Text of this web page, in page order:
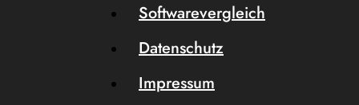
Softwarevergleich
Datenschutz
Impressum